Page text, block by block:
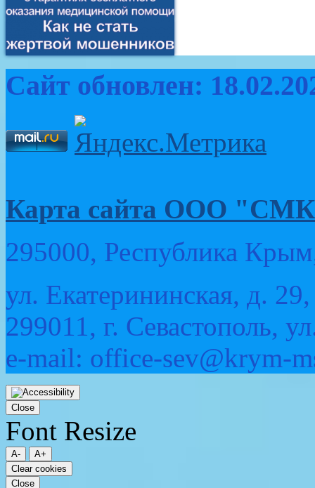
Сайт обновлен:
Карта сайта ООО
295000, Республика
ул. Екатерининская, д.
299011, г. Севастополь,
e-mail: office-sev@krym-
Прокрутка
вверх
Close
Font Resize
A-
A+
Clear cookies
Close